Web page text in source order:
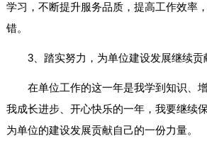
学习，不断提升服务品质，提高工作效率
错。
3、踏实努力，为单位建设发展继续贡
在单位工作的这一年是我学到知识、
我成长进步、开心快乐的一年，我要继续
为单位的建设发展贡献自己的一份力量。